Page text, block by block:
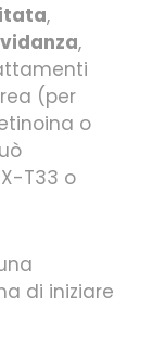
,
,
(per
o
T33 o
di iniziare